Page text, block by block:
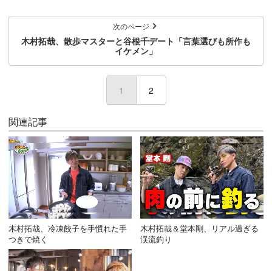
次のページ
木村拓哉、散歩マスターと谷根千デート「言葉選びも所作も
イケメン」
1 (current)
2
関連記事
木村拓哉、冷凍餃子を手慣れた手
つきで焼く
木村拓哉＆堂本剛、リアル過ぎる
渓流釣り